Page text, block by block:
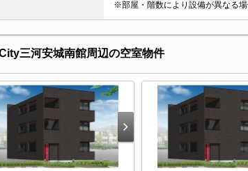
※部屋・階数により設備が異なる場
三河安城南館周辺の空室物件